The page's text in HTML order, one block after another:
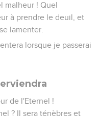
malheur ! Quel
à prendre le deuil, et
lamenter.
lorsque je passerai
de l'Eternel !
? Il sera ténèbres et